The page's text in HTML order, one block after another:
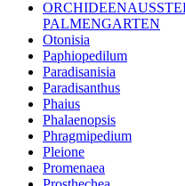
PALMENGARTEN
Otonisia
Paphiopedilum
Paradisanisia
Paradisanthus
Phaius
Phalaenopsis
Phragmipedium
Pleione
Promenaea